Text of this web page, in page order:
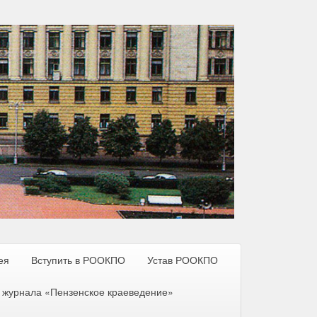
Вступить в РООКПО Устав РООКПО
«Пензенское краеведение»